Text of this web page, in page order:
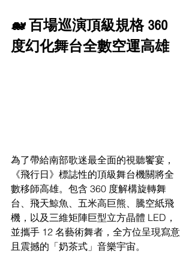
🐋 百場巡演頂級規格 360
度幻化舞台全數空運高雄
為了帶給南部歌迷最全面的視聽饗宴，
《飛行日》標誌性的頂級舞台機關將全
數移師高雄。包含 360 度解構旋轉舞
台、飛天鯨魚、五米高巨熊、騰空紙飛
機，以及三維矩陣巨型立方晶體 LED，
並攜手 12 名藝術舞者，全方位呈現寫意
且震撼的「奶茶式」音樂宇宙。